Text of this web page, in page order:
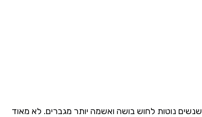
נוטות לחוש בושה ואשמה יותר מגברים. לא מאוד